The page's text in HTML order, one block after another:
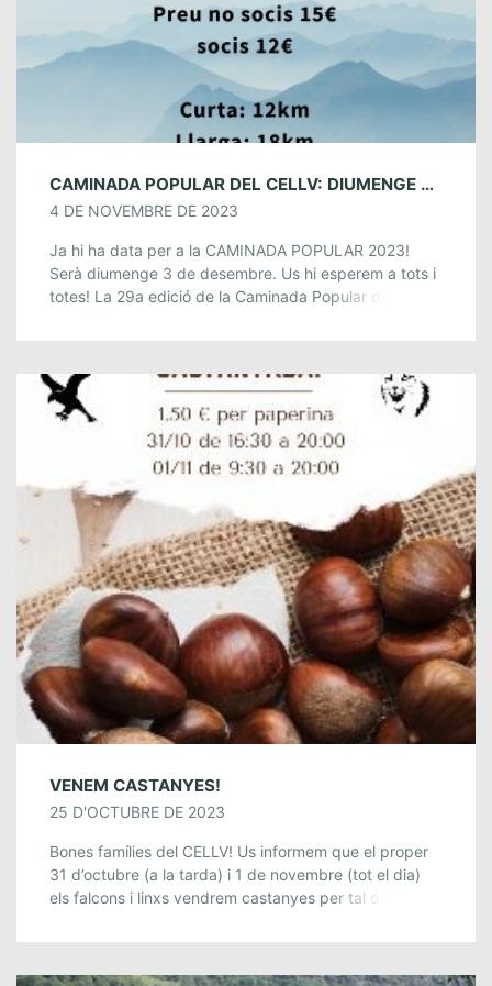
CAMINADA POPULAR DEL CELLV: DIUMENGE 3 DE DESEMBRE
4 DE NOVEMBRE DE 2023
Ja hi ha data per a la CAMINADA POPULAR 2023!
Serà diumenge 3 de desembre. Us hi esperem a tots i
totes! La 29a edició de la Caminada Popular de […]
VENEM CASTANYES!
25 D'OCTUBRE DE 2023
Bones famílies del CELLV! Us informem que el proper
31 d’octubre (a la tarda) i 1 de novembre (tot el dia)
els falcons i linxs vendrem castanyes per tal de […]